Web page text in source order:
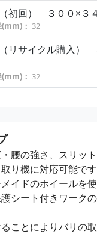
５×１５ #１２０
穴径(mm)： 15
５×１５ #１８０
穴径(mm)：15
５×１５ #２４０
初回） ３００×３
： 32
リサイクル購入）
： 32
腰の強さ、スリッ
り機に対応可能です
イドのホイールを
シート付きワーク
ことによりバリの